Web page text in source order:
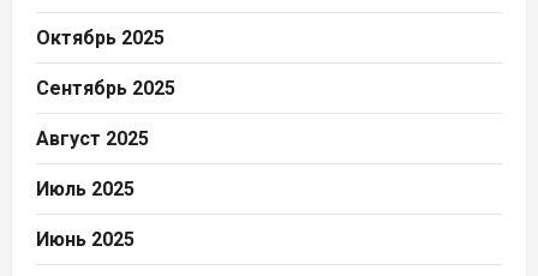
Октябрь 2025
Сентябрь 2025
Август 2025
Июль 2025
Июнь 2025